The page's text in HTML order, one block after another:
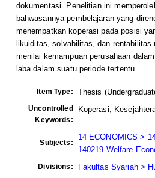
dokumentasi. Penelitian ini
bahwasannya pembelajaran yang
menempatkan koperasi pada posisi
likuiditas, solvabilitas, dan rentabilitas
menilai kemampuan perusahaan
laba dalam suatu periode tertentu.
Item Type: Thesis
Uncontrolled
Keywords:
Koperasi,
Subjects:
14 ECONOMICS >
140219 Welfare
Divisions: Fakultas Syariah >